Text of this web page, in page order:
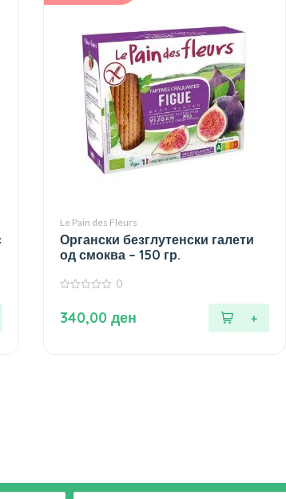
Le Pain des Fleurs
Органски безглутенски галети
од смоква – 150 гр.
5
0
340,00 ден